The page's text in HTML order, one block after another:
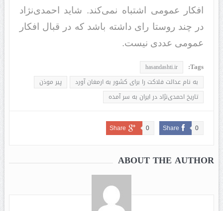
افکار عمومی اشتباه نمی‌کند. شاید احمدی‌نژاد
در چند روستا رای داشته باشد که در قبال افکار
عمومی عددی نیست.
Tags:
hasandashti.ir
به نام عدالت فلاکت را برای کشور به ارمغان آورد
پیر موذن
تاریخ احمدی‌نژاد در ایران به سر آمده
Share 0
Share 0
ABOUT THE AUTHOR